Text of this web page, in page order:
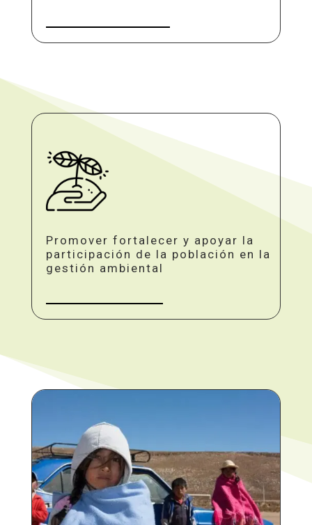
Promover fortalecer y apoyar la
participación de la población en la
gestión ambiental